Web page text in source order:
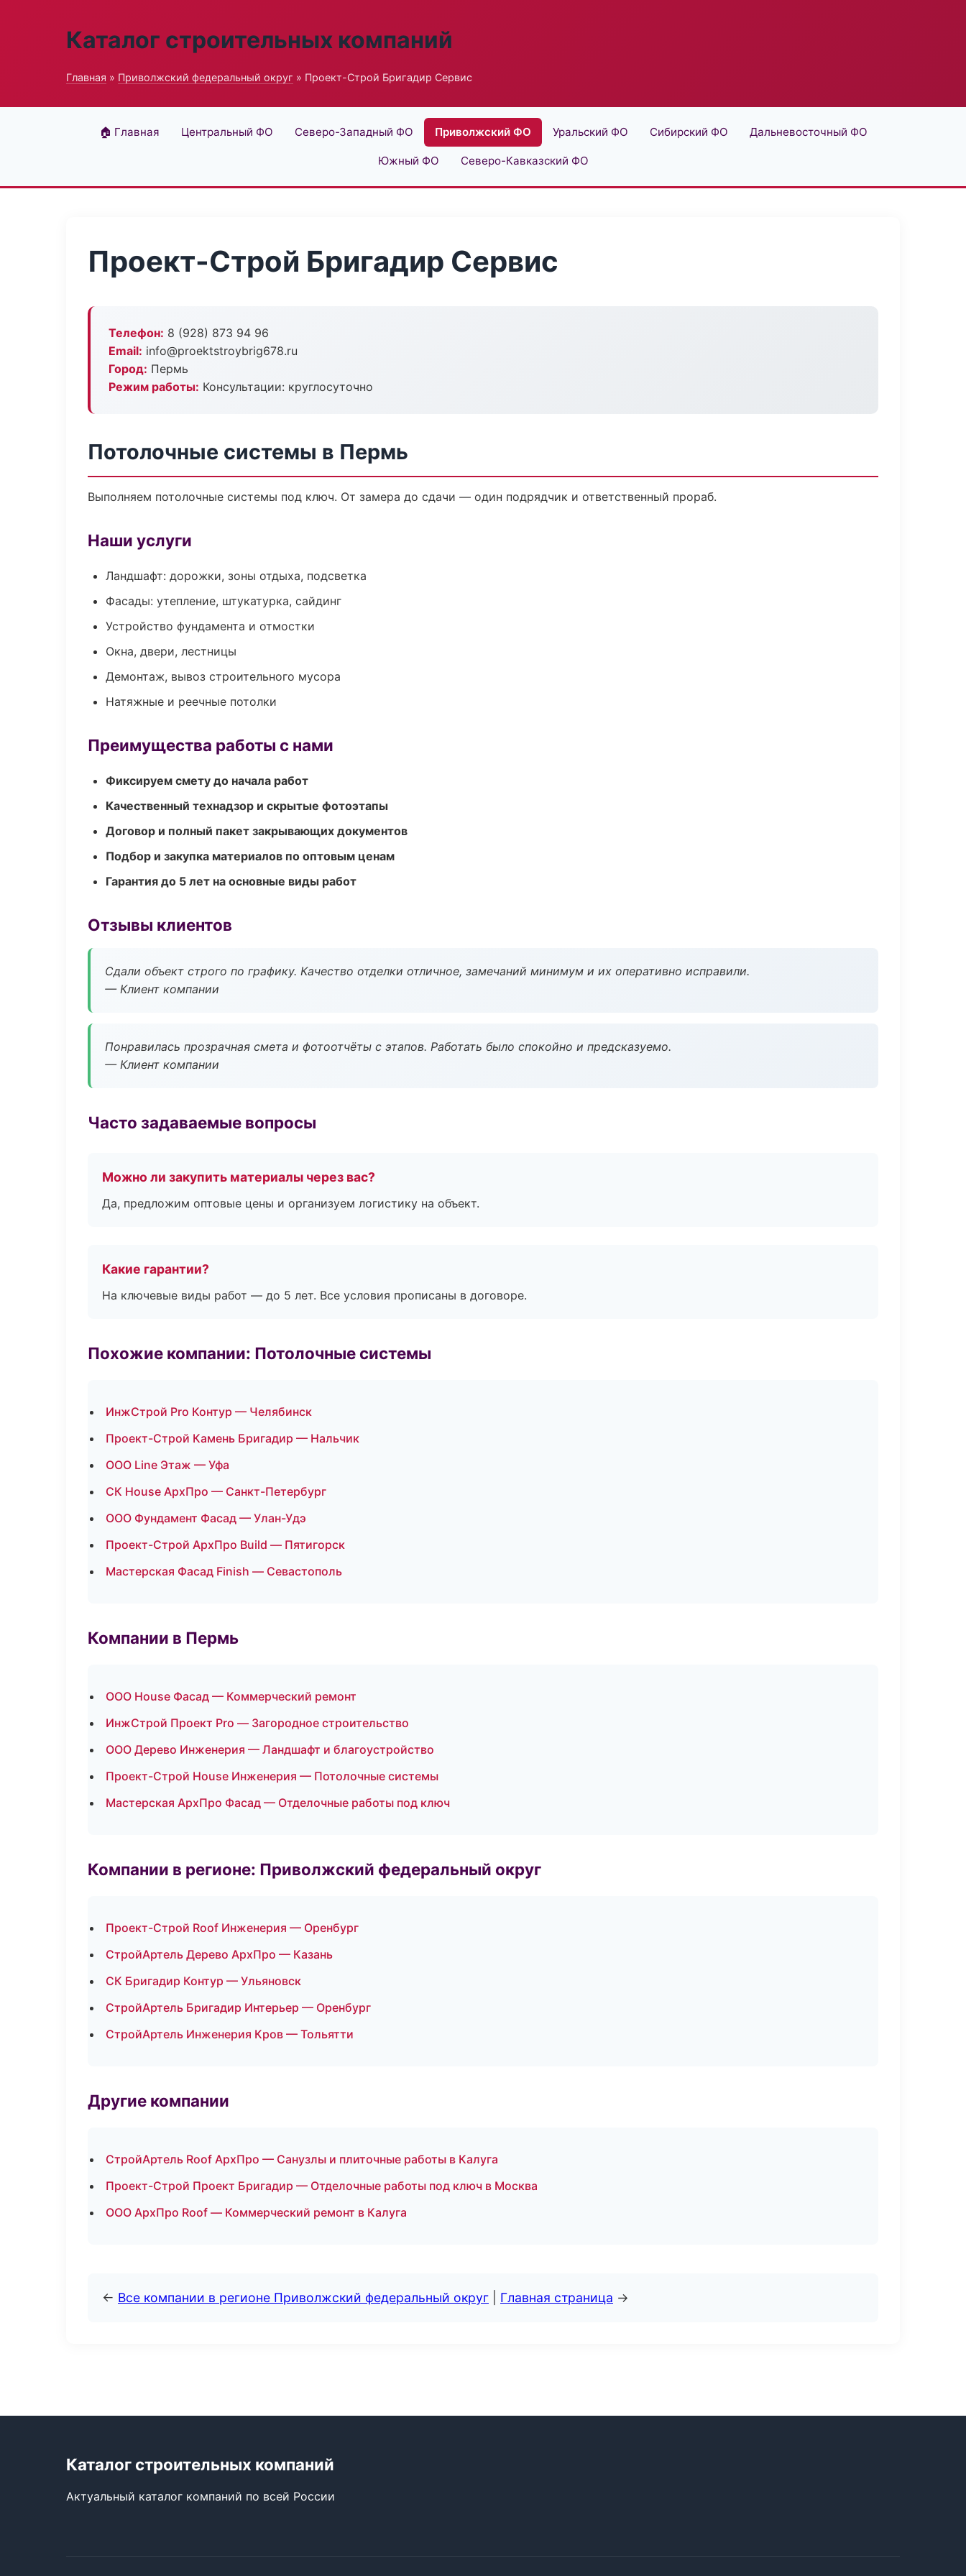
Каталог строительных компаний
Главная » Приволжский федеральный округ » Проект-Строй Бригадир Сервис
🏠 Главная Центральный ФО Северо-Западный ФО Приволжский ФО Уральский ФО Сибирский ФО Дальневосточный ФО
Южный ФО Северо-Кавказский ФО
Проект-Строй Бригадир Сервис
Телефон: 8 (928) 873 94 96
Email: info@proektstroybrig678.ru
Город: Пермь
Режим работы: Консультации: круглосуточно
Потолочные системы в Пермь
Выполняем потолочные системы под ключ. От замера до сдачи — один подрядчик и ответственный прораб.
Наши услуги
Ландшафт: дорожки, зоны отдыха, подсветка
Фасады: утепление, штукатурка, сайдинг
Устройство фундамента и отмостки
Окна, двери, лестницы
Демонтаж, вывоз строительного мусора
Натяжные и реечные потолки
Преимущества работы с нами
Фиксируем смету до начала работ
Качественный технадзор и скрытые фотоэтапы
Договор и полный пакет закрывающих документов
Подбор и закупка материалов по оптовым ценам
Гарантия до 5 лет на основные виды работ
Отзывы клиентов
Сдали объект строго по графику. Качество отделки отличное, замечаний минимум и их оперативно исправили.
— Клиент компании
Понравилась прозрачная смета и фотоотчёты с этапов. Работать было спокойно и предсказуемо.
— Клиент компании
Часто задаваемые вопросы
Можно ли закупить материалы через вас?
Да, предложим оптовые цены и организуем логистику на объект.
Какие гарантии?
На ключевые виды работ — до 5 лет. Все условия прописаны в договоре.
Похожие компании: Потолочные системы
ИнжСтрой Pro Контур — Челябинск
Проект-Строй Камень Бригадир — Нальчик
ООО Line Этаж — Уфа
СК House АрхПро — Санкт-Петербург
ООО Фундамент Фасад — Улан-Удэ
Проект-Строй АрхПро Build — Пятигорск
Мастерская Фасад Finish — Севастополь
Компании в Пермь
ООО House Фасад — Коммерческий ремонт
ИнжСтрой Проект Pro — Загородное строительство
ООО Дерево Инженерия — Ландшафт и благоустройство
Проект-Строй House Инженерия — Потолочные системы
Мастерская АрхПро Фасад — Отделочные работы под ключ
Компании в регионе: Приволжский федеральный округ
Проект-Строй Roof Инженерия — Оренбург
СтройАртель Дерево АрхПро — Казань
СК Бригадир Контур — Ульяновск
СтройАртель Бригадир Интерьер — Оренбург
СтройАртель Инженерия Кров — Тольятти
Другие компании
СтройАртель Roof АрхПро — Санузлы и плиточные работы в Калуга
Проект-Строй Проект Бригадир — Отделочные работы под ключ в Москва
ООО АрхПро Roof — Коммерческий ремонт в Калуга
← Все компании в регионе Приволжский федеральный округ Главная страница →
Каталог строительных компаний
Актуальный каталог компаний по всей России